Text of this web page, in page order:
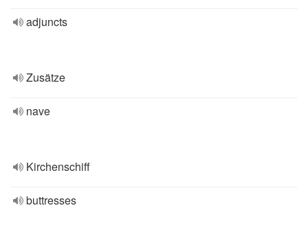
adjuncts
Zusätze
nave
Kirchenschiff
buttresses